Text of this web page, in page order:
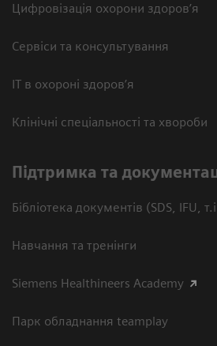
Цифровізація охорони здоров’я
Сервіси та консультування
ІТ в охороні здоров’я
Клінічні спеціальності та хвороби
Підтримка та
Бібліотека документів (SDS, IFU,
Навчання та тренінги
Siemens Healthineers Academy
Парк обладнання teamplay